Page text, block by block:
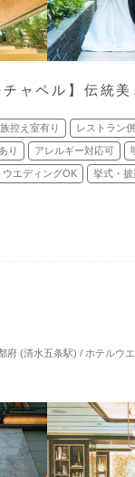
ャペル】伝統
控え室有り レストラン
り アレルギー対応可
ウエディングOK 挙式・
府 (清水五条駅) / ホテルウ